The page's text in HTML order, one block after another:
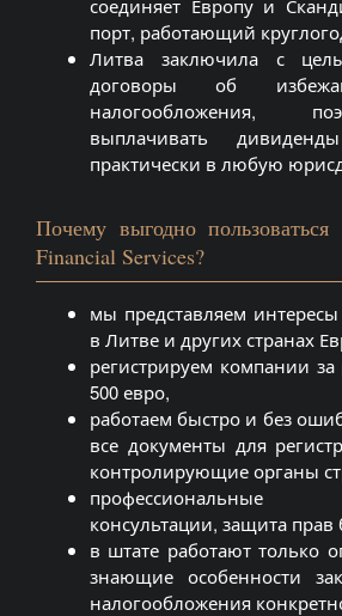
соединяет Европу и
порт, работающий
Литва заключила с
договоры об
налогообложения,
выплачивать
практически в любую
Почему выгодно пользоваться
Financial Services?
мы представляем
в Литве и других странах
регистрируем компании
500 евро,
работаем быстро и без
все документы для
контролирующие органы
профессиональные
консультации, защита прав
в штате работают только
знающие особенности
налогообложения